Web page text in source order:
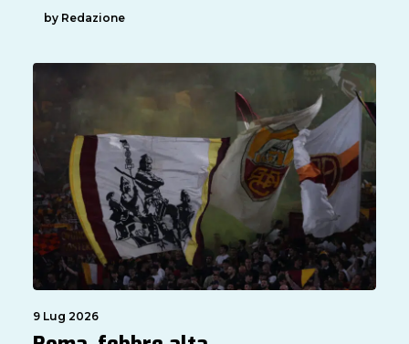
by Redazione
9 Lug 2026